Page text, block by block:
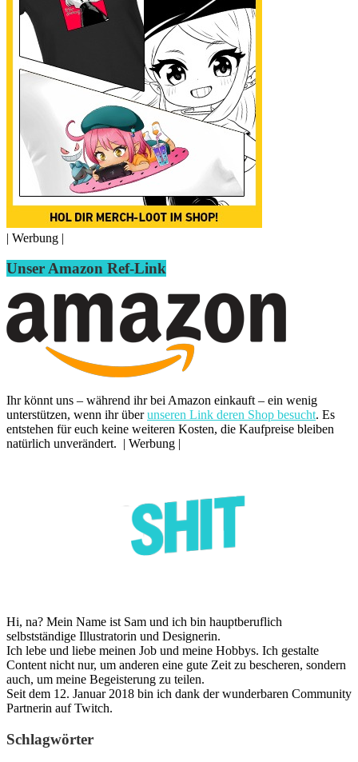
| Werbung |
Unser Amazon Ref-Link
Ihr könnt uns – während ihr bei Amazon einkauft – ein wenig
unterstützen, wenn ihr überunseren Link deren Shop besucht. Es
entstehen für euch keine weiteren Kosten, die Kaufpreise bleiben
natürlich unverändert. | Werbung |
Hi, na? Mein Name ist Sam und ich bin hauptberuflich
selbstständige Illustratorin und Designerin.
Ich lebe und liebe meinen Job und meine Hobbys. Ich gestalte
Content nicht nur, um anderen eine gute Zeit zu bescheren, sondern
auch, um meine Begeisterung zu teilen.
Seit dem 12. Januar 2018 bin ich dank der wunderbaren Community
Partnerin auf Twitch.
Schlagwörter